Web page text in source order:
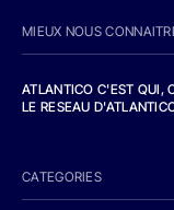
MIEUX NOUS
ATLANTICO C'EST QUI,
LE RESEAU
CATEGORIES